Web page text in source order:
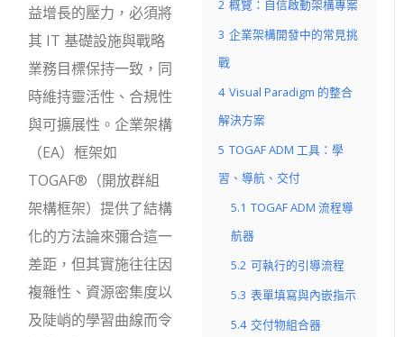
2 概覽：自信啟動架構專案
3 企業架構開發中的常見挑
戰
4 Visual Paradigm 的整合
解決方案
5 TOGAF ADM 工具：學
習、導航、交付
5.1 TOGAF ADM 流程導
航器
5.2 可執行的引導流程
5.3 表單填寫與內嵌指示
5.4 交付物組合器
益增長的壓力，必須將
其 IT 基礎設施與戰略
業務目標保持一致，同
時維持靈活性、合規性
與可擴展性。企業架構
（EA）框架如
TOGAF®（開放群組
架構框架）提供了結構
化的方法論來彌合這一
差距，但其實施往往因
複雜性、資源密集度以
及陡峭的學習曲線而令